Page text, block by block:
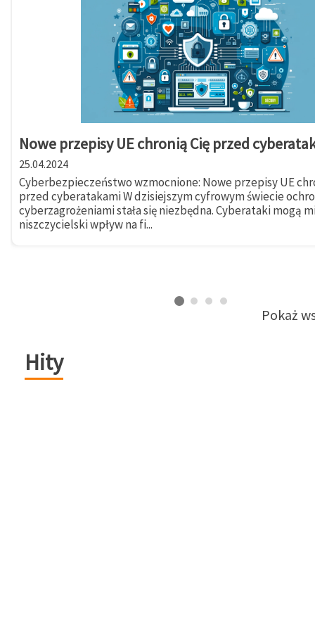
Nowe przepisy UE chronią Cię przed
25.04.2024
Cyberbezpieczeństwo wzmocnione: Nowe przepisy UE
przed cyberatakami W dzisiejszym cyfrowym świecie
cyberzagrożeniami stała się niezbędna. Cyberataki mogą
niszczycielski wpływ na fi...
Pokaż
Hity